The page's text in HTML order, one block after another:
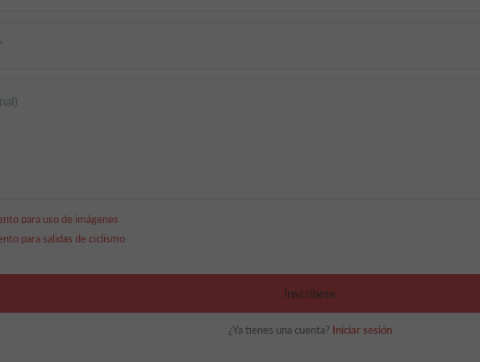
para uso de imágenes
para salidas de ciclismo
Inscríbete
¿Ya tienes una cuenta? Iniciar sesión